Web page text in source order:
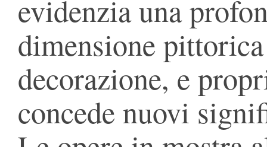
evidenzia una
dimensione
decorazione, e
concede nuovi